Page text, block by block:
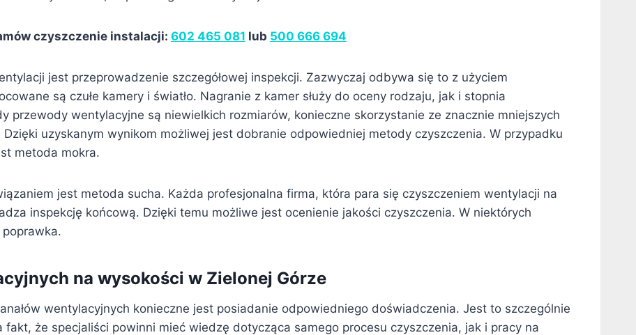
czyszczenie instalacji: 602 465 081 lub 500 666 694
jest przeprowadzenie szczegółowej inspekcji. Zazwyczaj odbywa się to z użyciem
są czułe kamery i światło. Nagranie z kamer służy do oceny rodzaju, jak i stopnia
przewody wentylacyjne są niewielkich rozmiarów, konieczne skorzystanie ze znacznie mniejszych
uzyskanym wynikom możliwej jest dobranie odpowiedniej metody czyszczenia. W przypadku
metoda mokra.
jest metoda sucha. Każda profesjonalna firma, która para się czyszczeniem wentylacji na
inspekcję końcową. Dzięki temu możliwe jest ocenienie jakości czyszczenia. W niektórych
na wysokości w Zielonej Górze
wentylacyjnych konieczne jest posiadanie odpowiedniego doświadczenia. Jest to szczególnie
że specjaliści powinni mieć wiedzę dotycząca samego procesu czyszczenia, jak i pracy na